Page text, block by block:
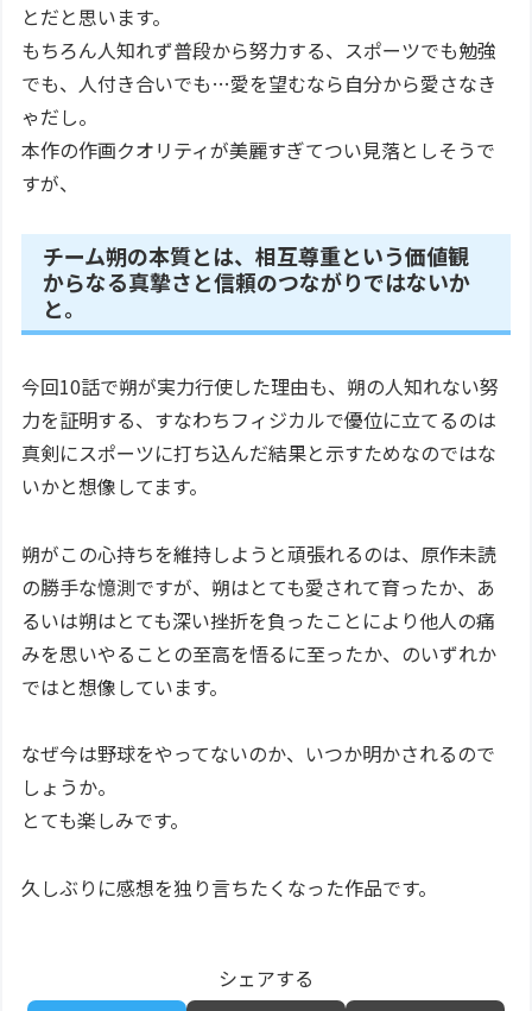
とだと思います。
もちろん人知れず普段から努力する、スポーツでも勉強
でも、人付き合いでも…愛を望むなら自分から愛さなき
ゃだし。
本作の作画クオリティが美麗すぎてつい見落としそうで
すが、
チーム朔の本質とは、相互尊重という価値観
からなる真摯さと信頼のつながりではないか
と。
今回10話で朔が実力行使した理由も、朔の人知れない努
力を証明する、すなわちフィジカルで優位に立てるのは
真剣にスポーツに打ち込んだ結果と示すためなのではな
いかと想像してます。
朔がこの心持ちを維持しようと頑張れるのは、原作未読
の勝手な憶測ですが、朔はとても愛されて育ったか、あ
るいは朔はとても深い挫折を負ったことにより他人の痛
みを思いやることの至高を悟るに至ったか、のいずれか
ではと想像しています。
なぜ今は野球をやってないのか、いつか明かされるので
しょうか。
とても楽しみです。
久しぶりに感想を独り言ちたくなった作品です。
シェアする